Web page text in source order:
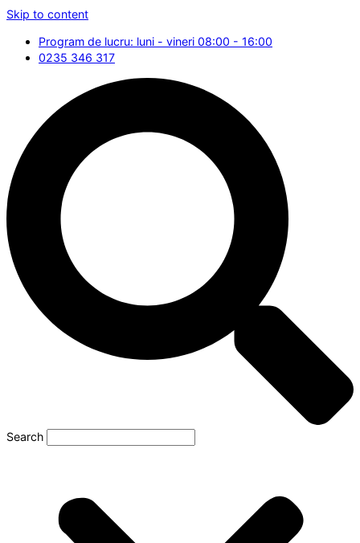
Skip to content
Program de lucru: luni - vineri 08:00 - 16:00
0235 346 317
Search